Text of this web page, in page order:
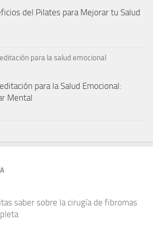
del Pilates para Mejorar tu Salud
para la Salud Emocional:
Mental
saber sobre la cirugía de fibromas